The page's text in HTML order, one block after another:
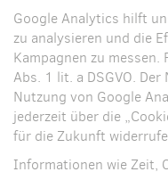
Google Analytics hilft
zu analysieren und die
Kampagnen zu
Abs. 1 lit. a DSGVO.
Nutzung von Google
jederzeit über die
für die Zukunft
Informationen wie Zeit,